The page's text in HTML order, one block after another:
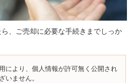
、ご売却に必要な手続きまでしっか
により、個人情報が許可無く公開され
いません。